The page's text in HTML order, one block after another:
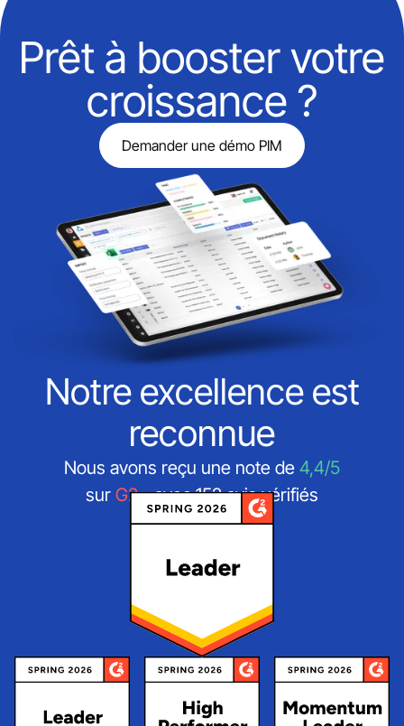
Prêt à booster votre
croissance ?
Demander une démo PIM
Notre excellence est
reconnue
Nous avons reçu une note de 4,4/5
sur G2- avec 152 avis vérifiés